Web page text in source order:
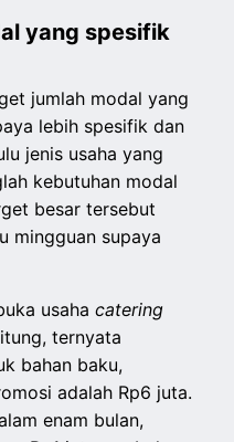
yang spesifik
jumlah modal yang
lebih spesifik dan
jenis usaha yang
kebutuhan modal
besar tersebut
mingguan supaya
usahacatering
ternyata
bahan baku,
adalah Rp6 juta.
enam bulan,